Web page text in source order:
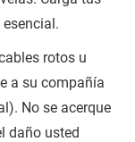
rotos u
a su compañía
No se acerque
daño usted